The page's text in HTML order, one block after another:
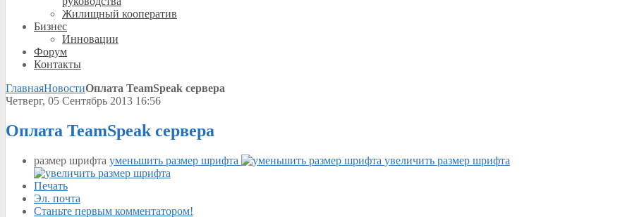
Жилищный кооператив
Бизнес
Инновации
Форум
Контакты
ГлавнаяНовостиОплата TeamSpeak сервера
Четверг, 05 Сентябрь 2013 16:56
Оплата TeamSpeak сервера
размер шрифта уменьшить размер шрифта увеличить размер шрифта
Печать
Эл. почта
Станьте первым комментатором!